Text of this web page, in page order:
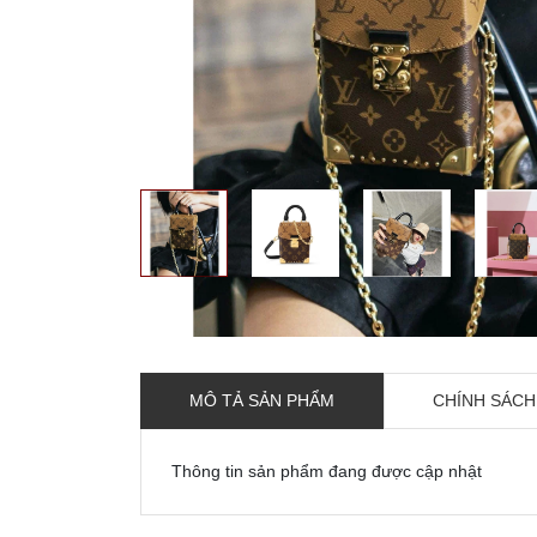
MÔ TẢ SẢN PHẨM CHÍNH
Thông tin sản phẩm đang được cập nhật